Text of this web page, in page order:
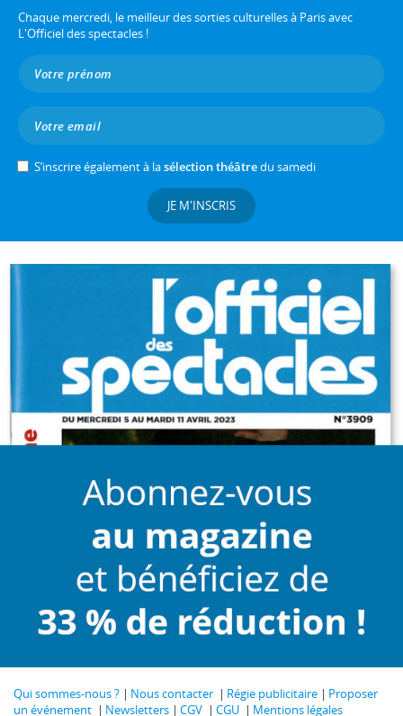
Chaque mercredi, le meilleur des sorties culturelles à Paris avec
L'Officiel des spectacles !
S’inscrire également à lasélection théâtredu samedi
JE M'INSCRIS
Qui sommes-nous ? Nous contacter Régie publicitaire
Proposer
un événement
Newsletters CGV CGU Mentions légales